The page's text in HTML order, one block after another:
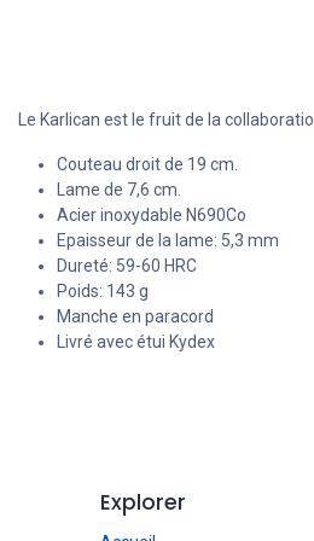
Le Karlican est le fruit de la
Couteau droit de 19 cm.
Lame de 7,6 cm.
Acier inoxydable N690Co
Epaisseur de la lame: 5,3 mm
Dureté: 59-60 HRC
Poids: 143 g
Manche en paracord
Livré avec étui Kydex
Explorer